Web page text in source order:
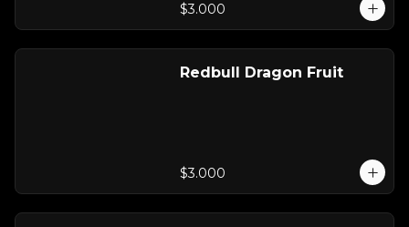
$3.000
Redbull Dragon Fruit
$3.000